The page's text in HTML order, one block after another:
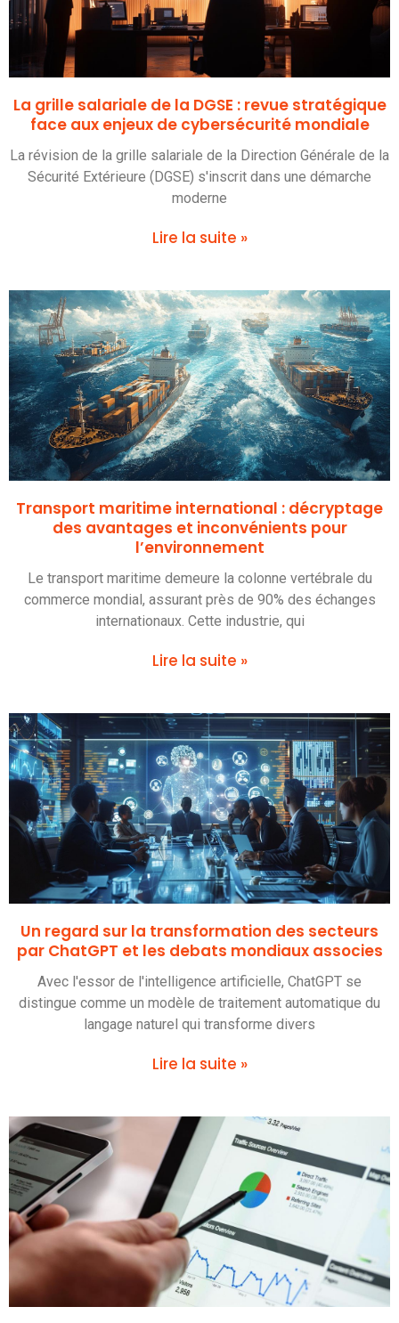
La grille salariale de la DGSE : revue stratégique
face aux enjeux de cybersécurité mondiale
La révision de la grille salariale de la Direction Générale de la
Sécurité Extérieure (DGSE) s'inscrit dans une démarche
moderne
Lire la suite »
Transport maritime international : décryptage
des avantages et inconvénients pour
l’environnement
Le transport maritime demeure la colonne vertébrale du
commerce mondial, assurant près de 90% des échanges
internationaux. Cette industrie, qui
Lire la suite »
Un regard sur la transformation des secteurs
par ChatGPT et les debats mondiaux associes
Avec l'essor de l'intelligence artificielle, ChatGPT se
distingue comme un modèle de traitement automatique du
langage naturel qui transforme divers
Lire la suite »